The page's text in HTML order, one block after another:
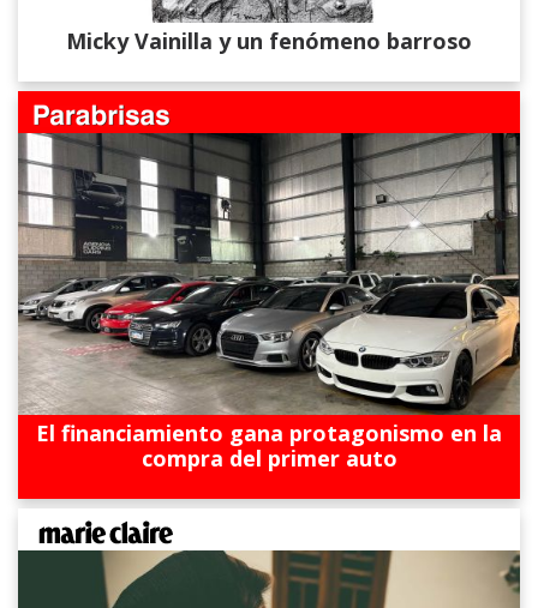
Micky Vainilla y un fenómeno barroso
El financiamiento gana protagonismo en la
compra del primer auto